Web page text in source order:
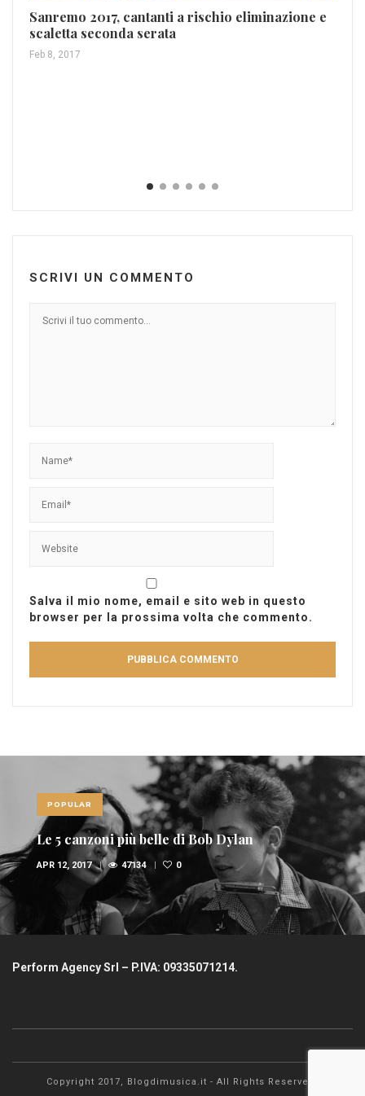
Sanremo 2017, cantanti a rischio eliminazione e
scaletta seconda serata
Feb 8, 2017
SCRIVI UN COMMENTO
Salva il mio nome, email e sito web in questo
browser per la prossima volta che commento.
POPULAR
Le 10 canzoni più sexy di sempre
FEB 6, 2017 36937 1
Perform Agency Srl – P.IVA: 09335071214.
Copyright 2017, Blogdimusica.it - All Rights Reserved.